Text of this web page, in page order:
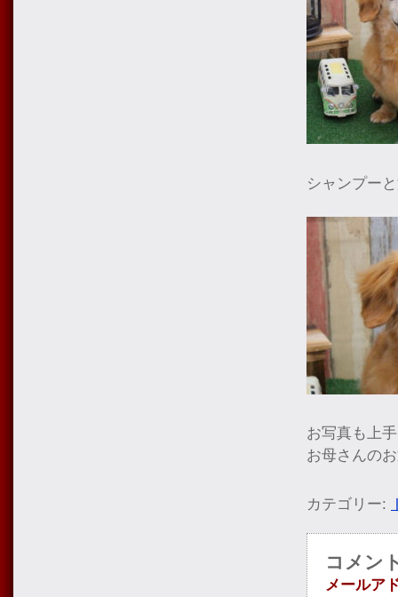
シャンプー
お写真も上
お母さんの
カテゴリー:
コメン
メールア